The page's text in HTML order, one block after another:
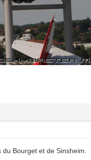
Bourget et de Sinsheim.